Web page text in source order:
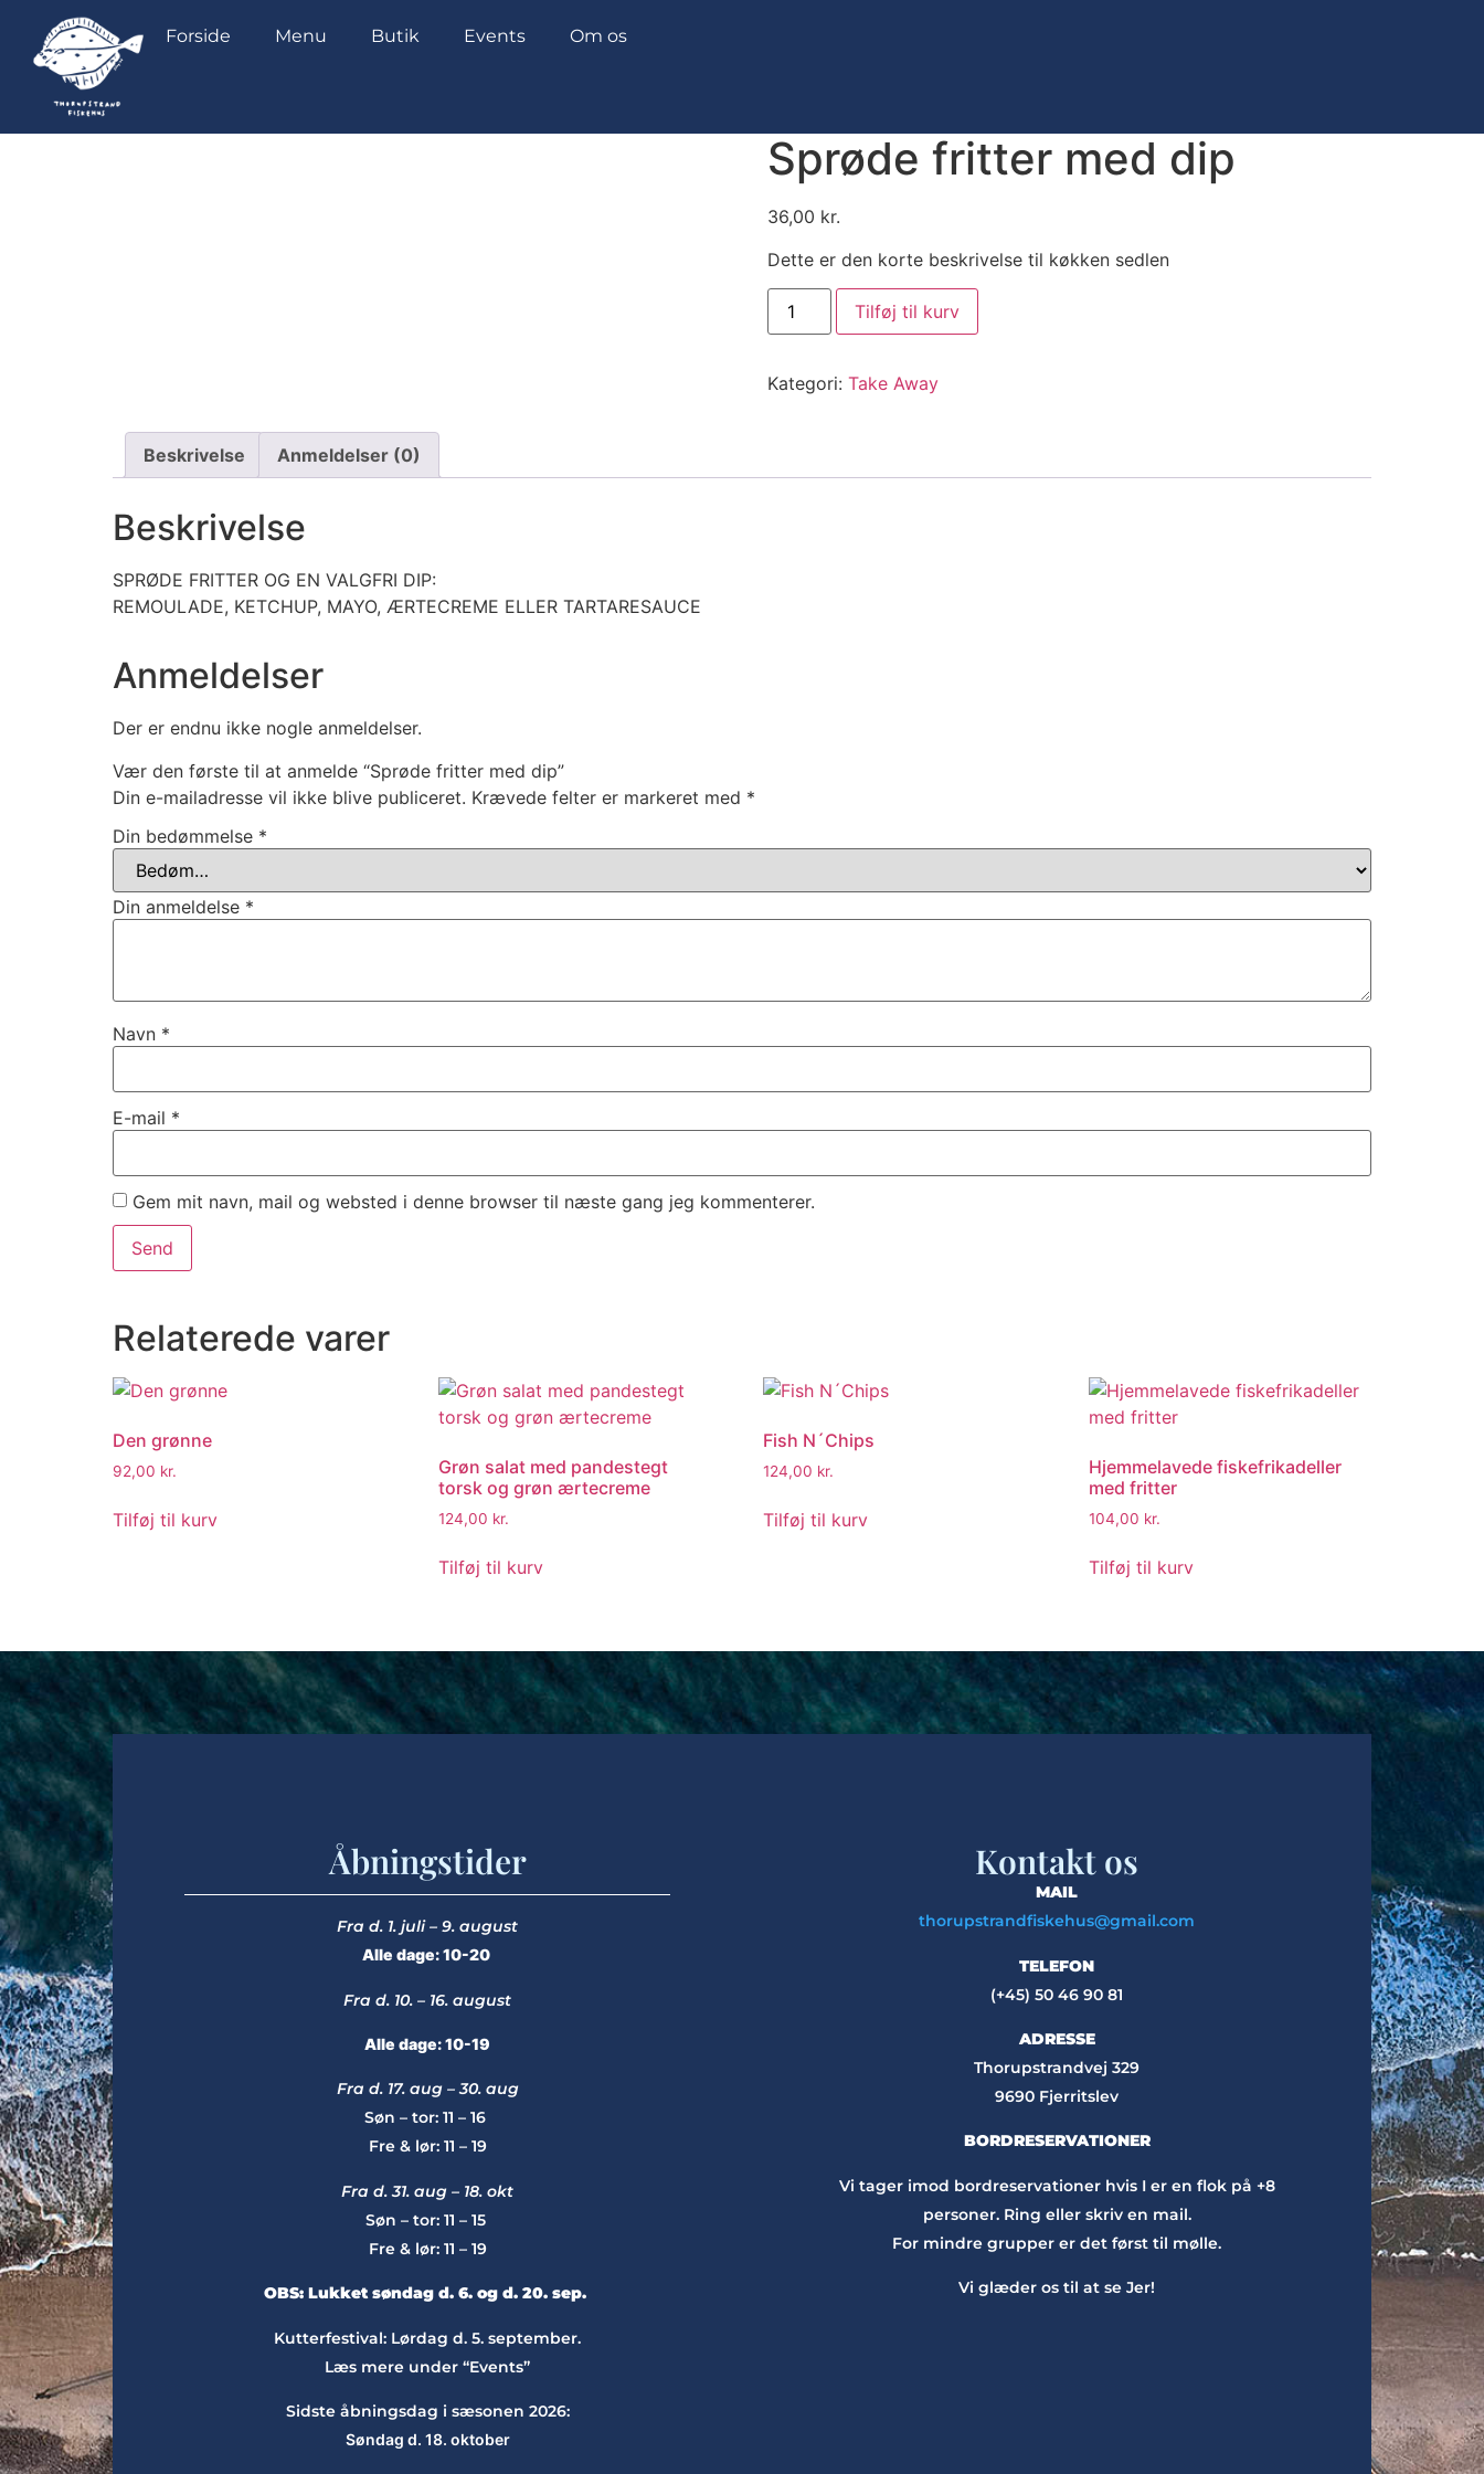
Forside Menu Butik Events Om os
Forside
Sprøde fritter med dip
36,00 kr.
Dette er den korte beskrivelse til køkken sedlen
Tilføj til kurv
Kategori: Take Away
Beskrivelse Anmeldelser (0)
Beskrivelse
SPRØDE FRITTER OG EN VALGFRI DIP:
REMOULADE, KETCHUP, MAYO, ÆRTECREME ELLER TARTARESAUCE
Anmeldelser
Der er endnu ikke nogle anmeldelser.
Vær den første til at anmelde “Sprøde fritter med dip”
Din e-mailadresse vil ikke blive publiceret. Krævede felter er markeret med *
Din bedømmelse *
Din anmeldelse *
Navn *
E-mail *
Gem mit navn, mail og websted i denne browser til næste gang jeg kommenterer.
Relaterede varer
Den grønne
92,00 kr.
Tilføj til kurv
Grøn salat med pandestegt
torsk og grøn ærtecreme
124,00 kr.
Tilføj til kurv
Fish N´Chips
124,00 kr.
Tilføj til kurv
Hjemmelavede fiskefrikadeller
med fritter
104,00 kr.
Tilføj til kurv
Åbningstider
Fra d. 1. juli – 9. august
Alle dage: 10-20
Fra d. 10. – 16. august
Alle dage: 10-19
Fra d. 17. aug – 30. aug
Søn – tor: 11 – 16
Fre & lør: 11 – 19
Fra d. 31. aug – 18. okt
Søn – tor: 11 – 15
Fre & lør: 11 – 19
OBS: Lukket søndag d. 6. og d. 20. sep.
Kutterfestival: Lørdag d. 5. september.
Læs mere under “Events”
Sidste åbningsdag i sæsonen 2026:
Søndag d. 18. oktober
Kontakt os
MAIL
thorupstrandfiskehus@gmail.com
TELEFON
(+45) 50 46 90 81
ADRESSE
Thorupstrandvej 329
9690 Fjerritslev
BORDRESERVATIONER
Vi tager imod bordreservationer hvis I er en flok på +8
personer. Ring eller skriv en mail.
For mindre grupper er det først til mølle.
Vi glæder os til at se Jer!